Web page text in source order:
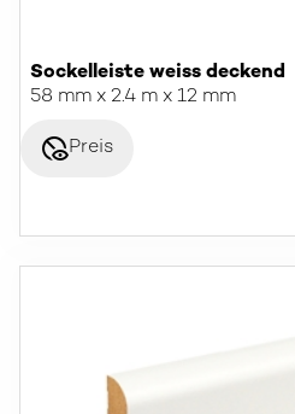
Sockelleiste weiss deckend
58 mm x 2.4 m x 12 mm
disabled_visiblePreis